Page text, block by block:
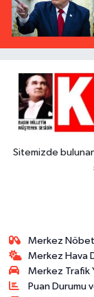
Sitemizde
Merkez
Merkez Hava
Merkez Trafik
Puan Durumu